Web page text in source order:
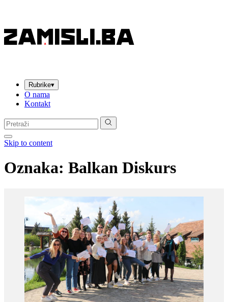
Rubrike▾
O nama
Kontakt
Pretraga:
Skip to content
Oznaka: Balkan Diskurs